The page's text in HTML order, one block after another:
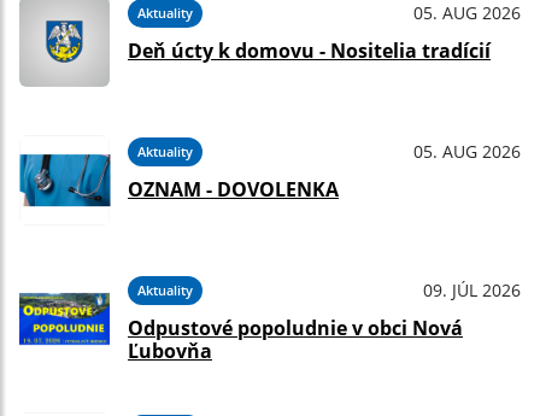
Aktuality 05. AUG 2026
Deň úcty k domovu - Nositelia tradícií
Aktuality 05. AUG 2026
OZNAM - DOVOLENKA
Aktuality 09. JÚL 2026
Odpustové popoludnie v obci Nová
Ľubovňa